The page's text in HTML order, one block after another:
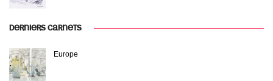
DERNIERS CARNETS
Europe